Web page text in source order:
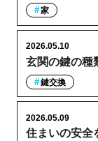
家
玄関の鍵の種
2026.05.10
鍵交換
住まいの安全
2026.05.09